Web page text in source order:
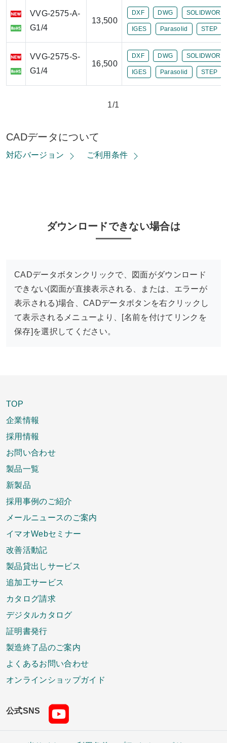
VVG-2575-A-
G1/4
13,500
DXF DWG
IGES Parasolid STEP
VVG-2575-S-
G1/4
16,500
DXF DWG
IGES Parasolid STEP
1/1
CADデータについて
対応バージョン ご利用条件
ダウンロードできない場合は
CADデータボタンクリックで、図面がダウンロード
できない(図面が直接表示される、または、エラーが
表示される)場合、CADデータボタンを右クリックし
て表示されるメニューより、[名前を付けてリンクを
保存]を選択してください。
TOP
企業情報
採用情報
お問い合わせ
製品一覧
新製品
採用事例のご紹介
メールニュースのご案内
イマオWebセミナー
改善活動記
製品貸出しサービス
追加工サービス
カタログ請求
デジタルカタログ
証明書発行
製造終了品のご案内
よくあるお問い合わせ
オンラインショップガイド
公式SNS